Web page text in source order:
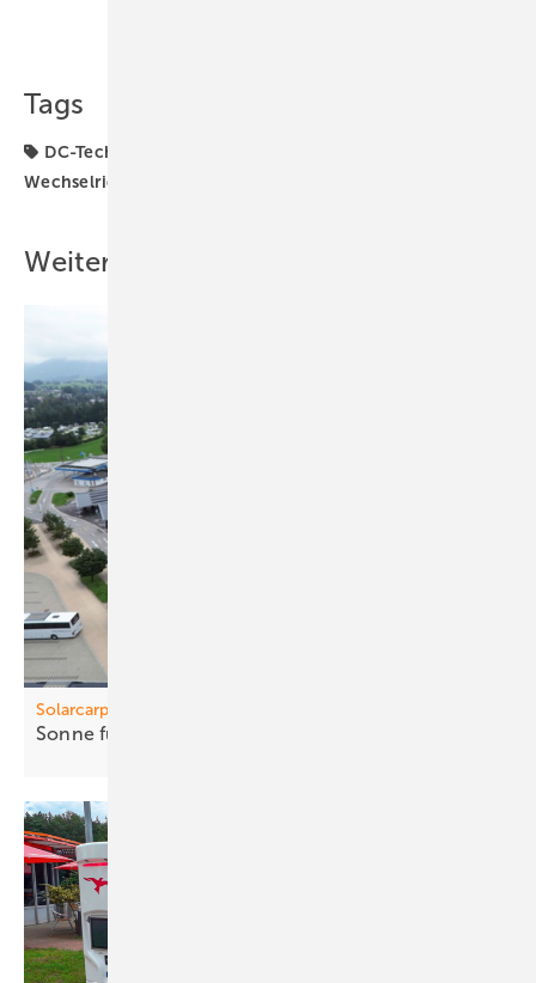
Tags
DC-Technik
Wechselrichter
Weitere Inhalte
Solarcarports
Sonne fürs